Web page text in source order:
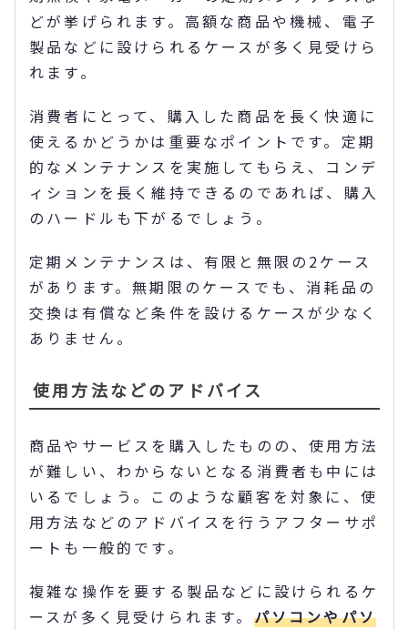
どが挙げられます。高額な商品や機械、電子
製品などに設けられるケースが多く見受けら
れます。
消費者にとって、購入した商品を長く快適に
使えるかどうかは重要なポイントです。定期
的なメンテナンスを実施してもらえ、コンデ
ィションを長く維持できるのであれば、購入
のハードルも下がるでしょう。
定期メンテナンスは、有限と無限の2ケース
があります。無期限のケースでも、消耗品の
交換は有償など条件を設けるケースが少なく
ありません。
使用方法などのアドバイス
商品やサービスを購入したものの、使用方法
が難しい、わからないとなる消費者も中には
いるでしょう。このような顧客を対象に、使
用方法などのアドバイスを行うアフターサポ
ートも一般的です。
複雑な操作を要する製品などに設けられるケ
ースが多く見受けられます。 パソコンやパソ